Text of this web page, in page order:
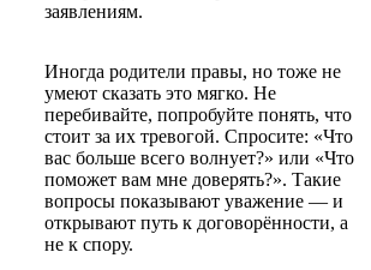
заявлениям.
Иногда родители правы, но тоже не
умеют сказать это мягко. Не
перебивайте, попробуйте понять, что
стоит за их тревогой. Спросите: «Что
вас больше всего волнует?» или «Что
поможет вам мне доверять?». Такие
вопросы показывают уважение — и
открывают путь к договорённости, а
не к спору.